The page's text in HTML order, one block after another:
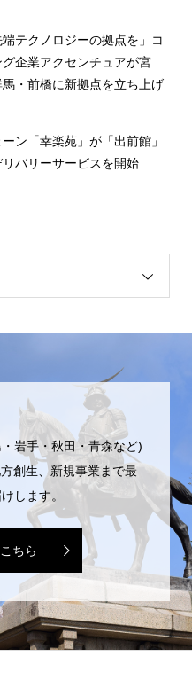
端テクノロジーの拠点を」コ
企業アクセンチュアが宮
・前橋に新拠点を立ち上げ
ン「幸楽苑」が「出前館」
バリーサービスを開始
岩手・秋田・青森など)
創生、新規事業まで最
します。
ちら